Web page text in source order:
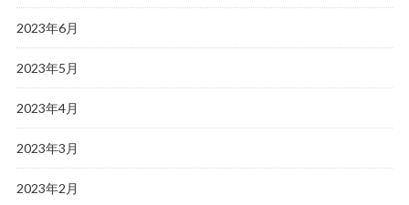
2023年6月
2023年5月
2023年4月
2023年3月
2023年2月